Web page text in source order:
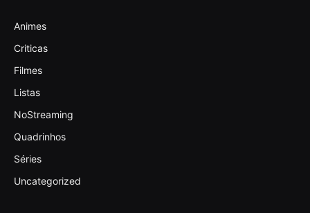
Animes
Criticas
Filmes
Listas
NoStreaming
Quadrinhos
Séries
Uncategorized